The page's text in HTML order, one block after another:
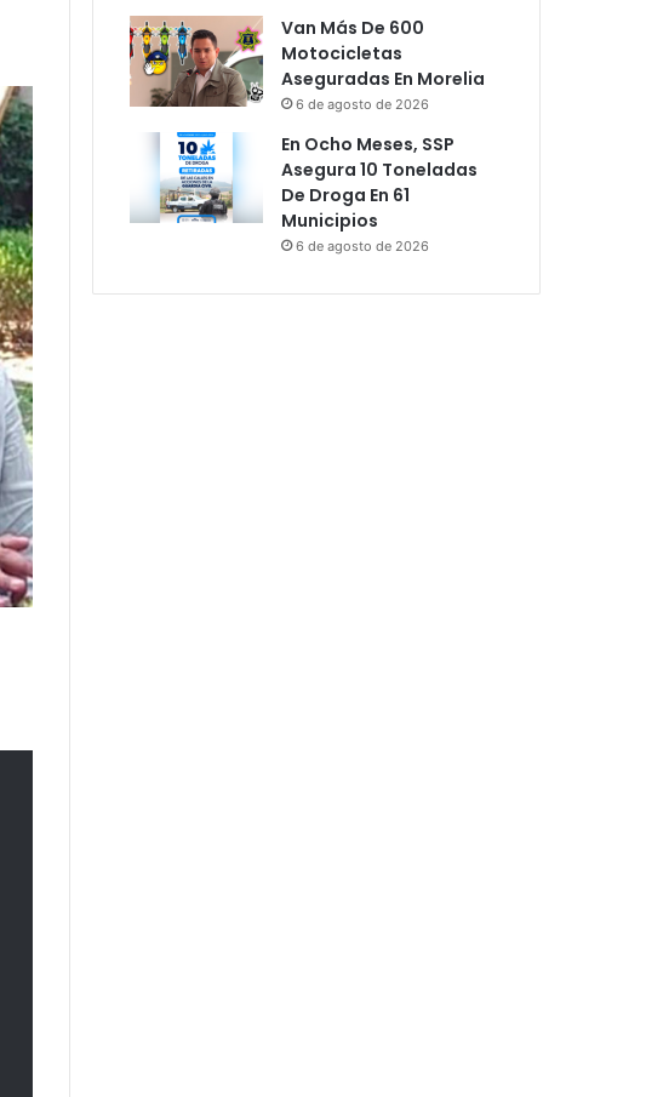
Van Más De 600
Motocicletas
Aseguradas En Morelia
6 de agosto de 2026
En Ocho Meses, SSP
Asegura 10 Toneladas
De Droga En 61
Municipios
6 de agosto de 2026